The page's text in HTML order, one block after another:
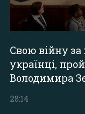
Свою війну за
українці,
Володимира
28:14